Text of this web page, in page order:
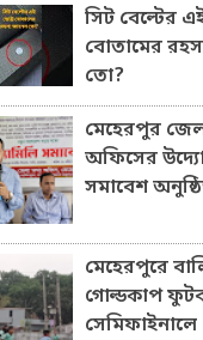
সিট বেল্টের
বোতামের
তো?
মেহেরপুর
অফিসের
সমাবেশ
মেহেরপুরে
গোল্ডকাপ
সেমিফাইনালে